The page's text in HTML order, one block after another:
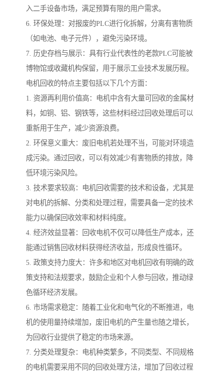
入二手设备市场，满足预算有限的用户需求。
6. 环保处理：对报废的PLC进行化拆解，分离有害物质
（如电池、电子元件），避免污染环境。
7. 历史存档与展示：具有行业代表性的老款PLC可能被
博物馆或收藏机构保留，用于展示工业技术发展历程。
电机回收的特点主要包括以下几个方面：
1. 资源再利用价值高：电机中含有大量可回收的金属材
料，如铜、铝、钢铁等，这些材料经过回收处理后可以
重新用于生产，减少资源浪费。
2. 环保意义重大：废旧电机若处理不当，可能对环境造
成污染。通过回收，可以有效减少有害物质的排放，降
低环境污染风险。
3. 技术要求较高：电机回收需要的技术和设备，尤其是
对电机的拆解、分类和处理过程，需要具备一定的技术
能力以确保回收效率和材料纯度。
4. 经济效益显著：回收电机不仅可以降低生产成本，还
能通过销售回收材料获得经济收益，形成良性循环。
5. 政策支持力度大：许多和地区对电机回收有明确的政
策支持和法规要求，鼓励企业和个人参与回收，推动绿
色循环经济发展。
6. 市场需求稳定：随着工业化和电气化的不断推进，电
机的使用量持续增加，废旧电机的产生量也随之增长，
为回收行业提供了稳定的市场来源。
7. 分类处理复杂：电机种类繁多，不同类型、不同规格
的电机需要采用不同的回收处理方法，增加了回收过程